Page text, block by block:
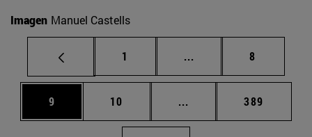
Imagen Manuel Castells
Página
1 ... Páginas intermedias
Página
8
Página
9 Página
10 ... Páginas intermedias
Página
389